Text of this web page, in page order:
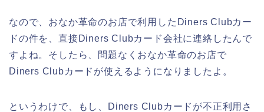
なので、おなか革命のお店で利用したDiners Clubカー
ドの件を、直接Diners Clubカード会社に連絡したんで
すよね。そしたら、問題なくおなか革命のお店で
Diners Clubカードが使えるようになりましたよ。
というわけで、もし、Diners Clubカードが不正利用さ